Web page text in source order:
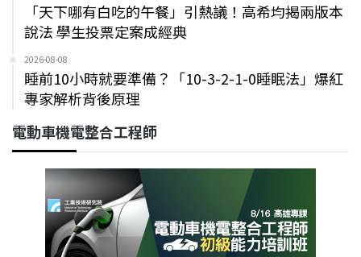
「天下哪有白吃的午餐」引熱議！高希均揭兩版本
說法 學生投票定案成經典
2026-08-08
睡前10小時就要準備？「10-3-2-1-0睡眠法」爆紅
專家解析背後原理
電動車機電整合工程師